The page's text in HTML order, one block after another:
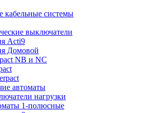
кабельные системы
выключатели
Acti9
Домовой
NB и NC
автоматы
нагрузки
1-полюсные